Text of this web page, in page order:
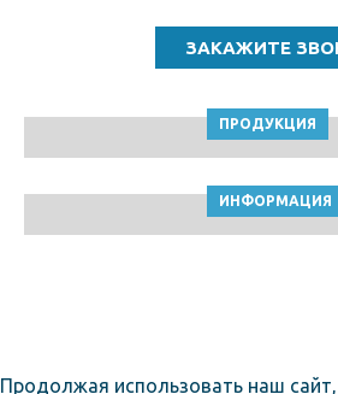
ПРОДУКЦИЯ
ИНФОРМАЦИЯ
Продолжая использовать наш сайт,